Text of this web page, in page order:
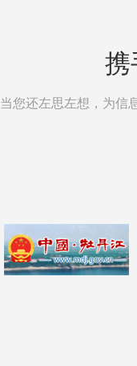
携
当您还左思左想，为信